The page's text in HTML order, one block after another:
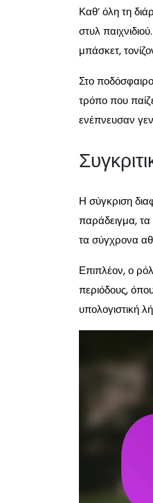
Καθ’ όλη τη
στυλ
μπάσκετ,
Στο
τρόπο που
ενέπνευσαν
Η σύγκριση
παράδειγμα,
τα σύγχρονα
Επιπλέον, ο
περιόδους,
υπολογιστική